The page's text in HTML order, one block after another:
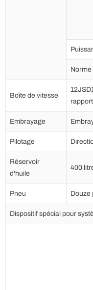
Boîte de vitesse
Embrayage
Pilotage
Réservoir
d'huile
400
Pneu
Douze
Dispositif spécial pour